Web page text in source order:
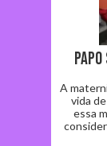
papo
A
vida
essa